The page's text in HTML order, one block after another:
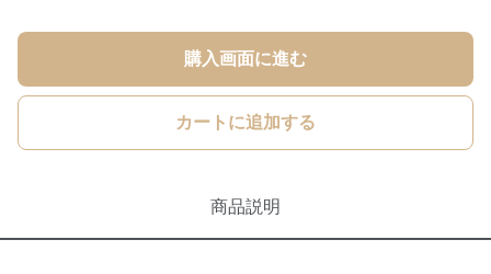
購入画面に進む
カートに追加する
商品説明